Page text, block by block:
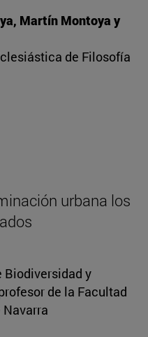
Martín Montoya y
de Filosofía
urbana los
Biodiversidad y
de la Facultad